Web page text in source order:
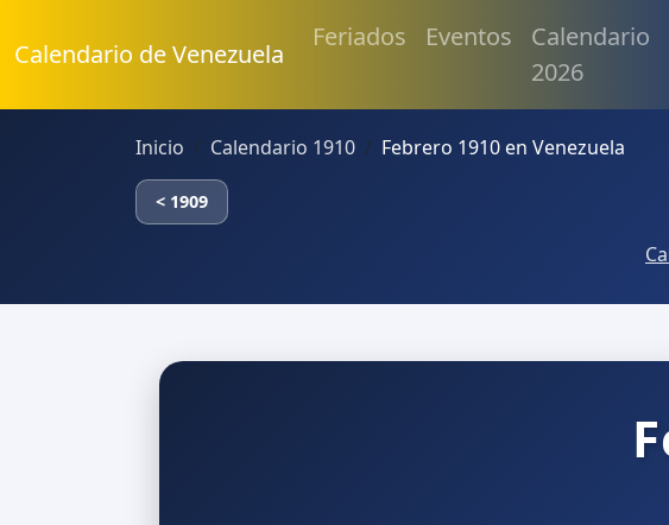
Calendario de Venezuela
Feriados Eventos
Calendario
2026
Inicio Calendario 1910 Febrero 1910 en Venezuela
< 1909